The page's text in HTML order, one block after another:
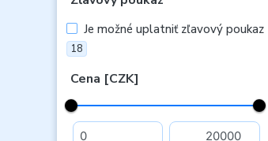
Je možné uplatniť zľavový poukaz
18
Cena [CZK]